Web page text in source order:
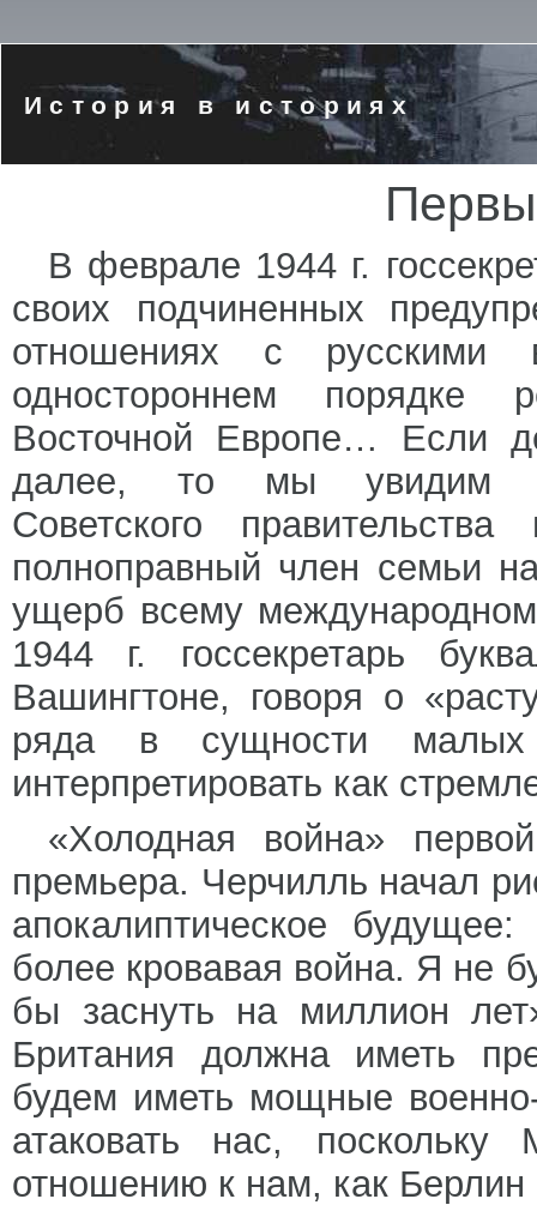
История в историях
В феврале 1944 г.
своих подчиненных
отношениях с русскими
одностороннем
Восточной Европе… Если
далее, то мы увидим
Советского
полноправный член семьи
ущерб всему
1944 г. госсекретарь
Вашингтоне, говоря о
ряда в сущности
интерпретировать как
«Холодная война»
премьера. Черчилль начал
апокалиптическое
более кровавая война. Я не
бы заснуть на миллион
Британия должна иметь
будем иметь мощные
атаковать нас,
отношению к нам, как Берлин